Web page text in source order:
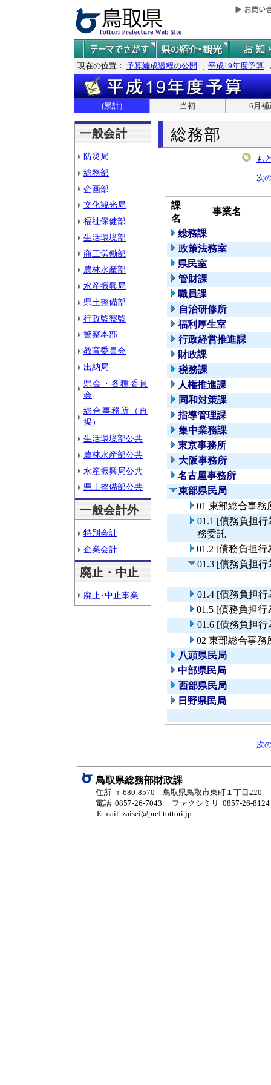
現在の位置： 予算編成過程の公開 平成19年度予算
(累計) 当初 6月補
一般会計
防災局
総務部
企画部
文化観光局
福祉保健部
生活環境部
商工労働部
農林水産部
水産振興局
県土整備部
行政監察監
警察本部
教育委員会
出納局
県会・各種委員
会
総合事務所（再
掲）
生活環境部公共
農林水産部公共
水産振興局公共
県土整備部公共
一般会計外
特別会計
企業会計
廃止・中止
廃止･中止事業
総務部
も
次
課
名
事業名
総務課
政策法務室
県民室
管財課
職員課
自治研修所
福利厚生室
行政経営推進課
財政課
税務課
人権推進課
同和対策課
指導管理課
集中業務課
東京事務所
大阪事務所
名古屋事務所
東部県民局
01 東部総合事務
01.1 [債務負担
務委託
01.2 [債務負担
01.3 [債務負担
01.4 [債務負担
01.5 [債務負担
01.6 [債務負担
02 東部総合事務
八頭県民局
中部県民局
西部県民局
日野県民局
次
鳥取県総務部財政課
住所 〒680-8570 鳥取県鳥取市東町１丁目220
電話 0857-26-7043
ファクシミリ 0857-26-8124
E-mail zaisei@pref.tottori.jp